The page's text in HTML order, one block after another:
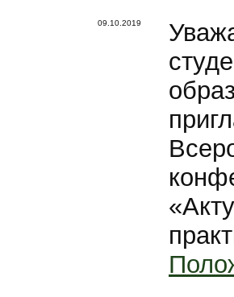
09.10.2019